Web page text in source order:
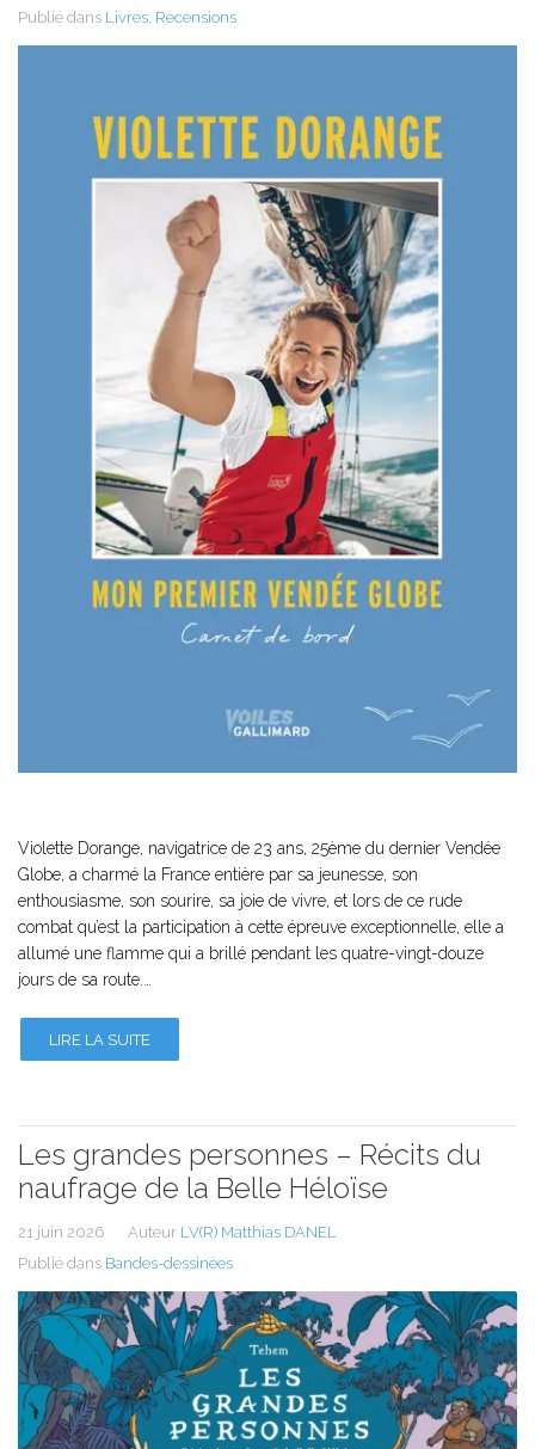
Publié dans Livres Recensions
Violette Dorange, navigatrice de 23 ans, 25ème du dernier Vendée
Globe, a charmé la France entière par sa jeunesse, son
enthousiasme, son sourire, sa joie de vivre, et lors de ce rude
combat qu’est la participation à cette épreuve exceptionnelle, elle a
allumé une flamme qui a brillé pendant les quatre-vingt-douze
jours de sa route.…
LIRE LA SUITE
Les grandes personnes – Récits du
naufrage de la Belle Héloïse
21 juin 2026 Auteur LV(R) Matthias DANEL
Publié dans Bandes-dessinées